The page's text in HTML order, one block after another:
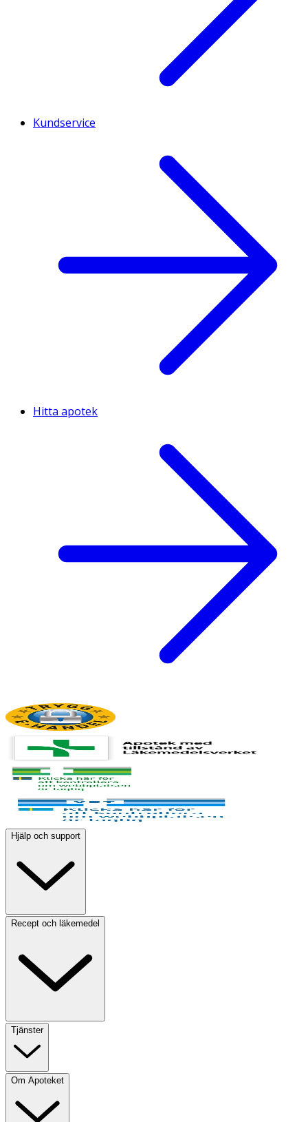
Kundservice
Hitta apotek
Hjälp och support
Recept och läkemedel
Tjänster
Om Apoteket